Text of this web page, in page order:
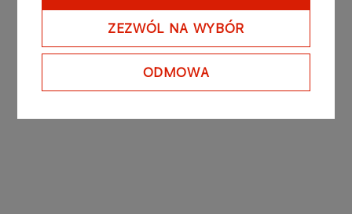
ZEZWÓL NA WYBÓR
ODMOWA